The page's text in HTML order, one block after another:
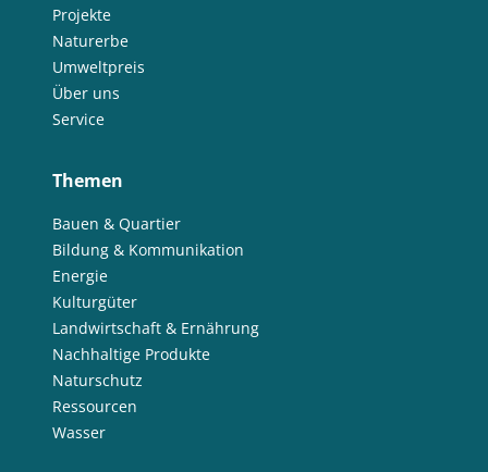
Projekte
Naturerbe
Umweltpreis
Über uns
Service
Themen
Bauen & Quartier
Bildung & Kommunikation
Energie
Kulturgüter
Landwirtschaft & Ernährung
Nachhaltige Produkte
Naturschutz
Ressourcen
Wasser